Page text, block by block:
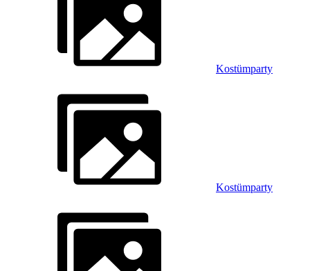
Kostümparty
Kostümparty